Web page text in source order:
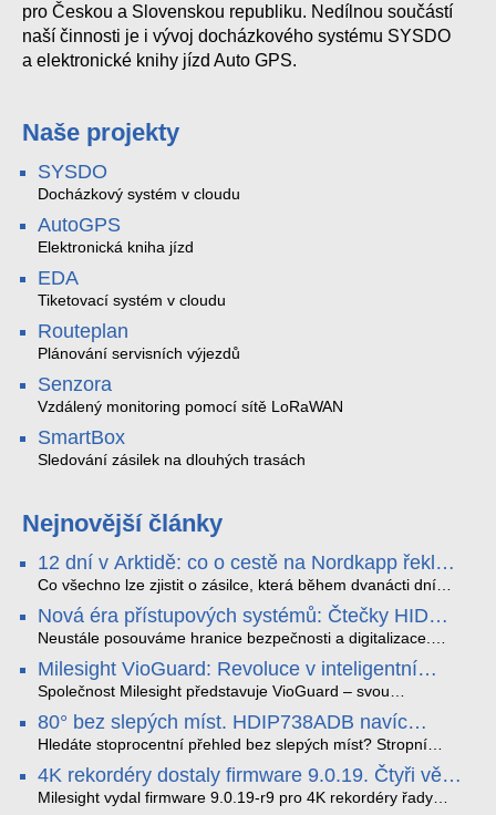
pro Českou a Slovenskou republiku. Nedílnou součástí
naší činnosti je i vývoj docházkového systému SYSDO
a elektronické knihy jízd Auto GPS.
Naše projekty
SYSDO
Docházkový systém v cloudu
AutoGPS
Elektronická kniha jízd
EDA
Tiketovací systém v cloudu
Routeplan
Plánování servisních výjezdů
Senzora
Vzdálený monitoring pomocí sítě LoRaWAN
SmartBox
Sledování zásilek na dlouhých trasách
Nejnovější články
12 dní v Arktidě: co o cestě na Nordkapp řekla
data ze SMARTBOX 2 MAX
Co všechno lze zjistit o zásilce, která během dvanácti dní
projede Arktidou? SMARTBOX 2 MAX jsme vzali na trasu z
Tromsø přes Lofoty, Kirunu a finské Laponsko až na
Nordkapp. Bez jediného dobití, v mrazu až −13 °C a mimo
otřesy i náklon. Výsledkem není jen čára na mapě, ale
podrobný datový příběh celé cesty.
Nová éra přístupových systémů: Čtečky HID
Signo
Neustále posouváme hranice bezpečnosti a digitalizace.
v oblasti kontroly přístupu – moderní a vysoce univerzální
čtečky HID Signo.
Milesight VioGuard: Revoluce v inteligentní
detekci dopravních přestupků
Společnost Milesight představuje VioGuard – svou
dopravních přestupků. Tento systém, poháněný
sofistikovanými algoritmy umělé inteligence (AI), je navržen
tak, aby poskytoval komplexní nástroje pro vymáhání
dopravních předpisů, zvyšoval bezpečnost na silnicích a
optimalizoval plynulost dopravy v moderních městech.
80° bez slepých míst. HDIP738ADB navíc
streamuje na YouTube – bez PC.
Hledáte stoprocentní přehled bez slepých míst? Stropní
panoramatická kamera HDIP738ADB skládá obraz ze dvou
4MP senzorů SONY do jednoho čistého 180° záběru bez
zkreslení. K tomu přidává AI detekci osob a vozidel,
4K rekordéry dostaly firmware 9.0.19. Čtyři věci,
které musíte vědět.
Milesight vydal firmware 9.0.19-r9 pro 4K rekordéry řady